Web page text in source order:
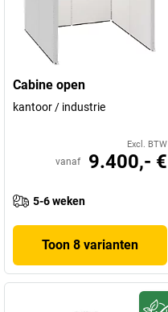
Cabine open
kantoor / industrie
Excl. BTW
vanaf 9.400,- €
5-6 weken
Toon 8 varianten